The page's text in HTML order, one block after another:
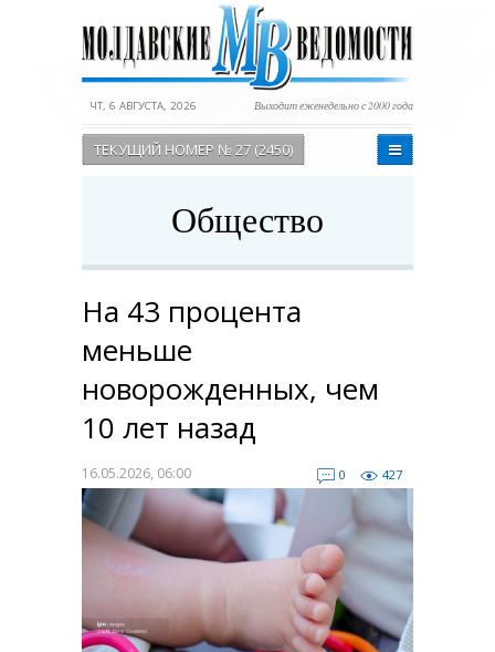
ЧТ, 6 АВГУСТА, 2026 Выходит еженедельно с 2000 года
ТЕКУЩИЙ НОМЕР № 27 (2450)
Общество
На 43 процента
меньше
новорожденных, чем
10 лет назад
16.05.2026, 06:00 0 427